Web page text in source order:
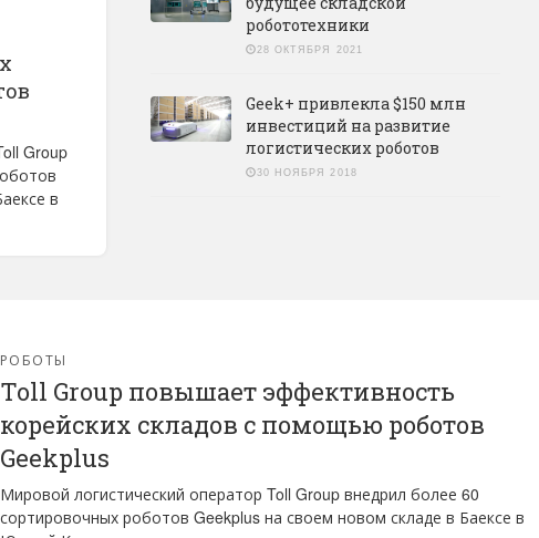
Group
в
робототехники
28 ОКТЯБРЯ 2021
Geek+ привлекла $150 млн
инвестиций на развитие
логистических роботов
30 НОЯБРЯ 2018
РОБОТЫ
Toll Group повышает эффективность
корейских складов с помощью роботов
Geekplus
Мировой логистический оператор Toll Group внедрил более 60
сортировочных роботов Geekplus на своем новом складе в Баексе в